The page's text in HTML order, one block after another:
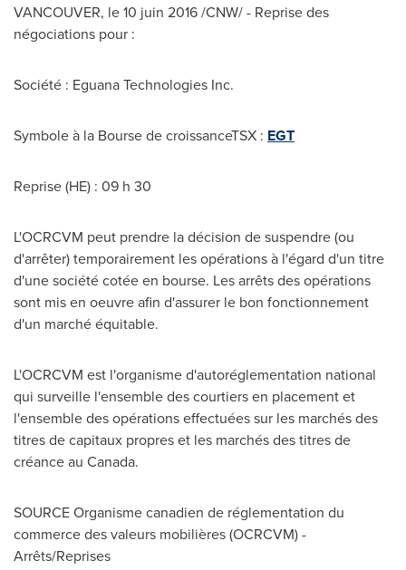
VANCOUVER, le 10 juin 2016 /CNW/ - Reprise des
négociations pour :
Société : Eguana Technologies Inc.
Symbole à la Bourse de croissanceTSX : EGT
Reprise (HE) : 09 h 30
L'OCRCVM peut prendre la décision de suspendre (ou
d'arrêter) temporairement les opérations à l'égard d'un titre
d'une société cotée en bourse. Les arrêts des opérations
sont mis en oeuvre afin d'assurer le bon fonctionnement
d'un marché équitable.
L'OCRCVM est l'organisme d'autoréglementation national
qui surveille l'ensemble des courtiers en placement et
l'ensemble des opérations effectuées sur les marchés des
titres de capitaux propres et les marchés des titres de
créance au Canada.
SOURCE Organisme canadien de réglementation du
commerce des valeurs mobilières (OCRCVM) -
Arrêts/Reprises